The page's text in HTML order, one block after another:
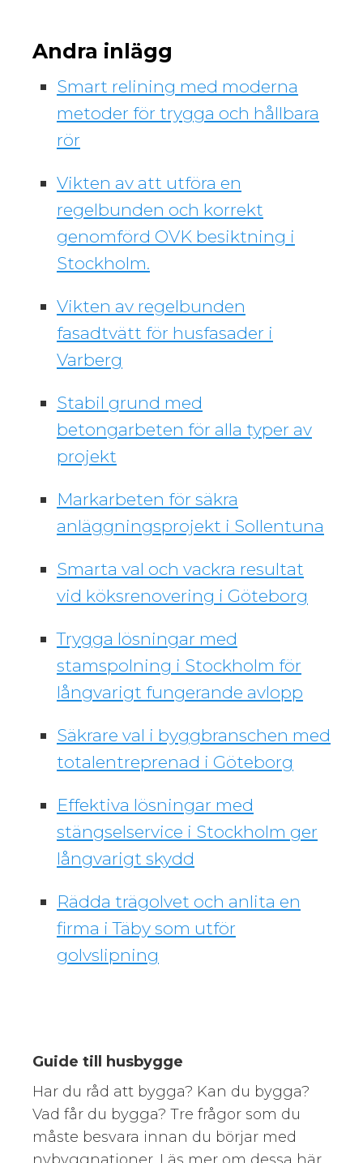
Andra inlägg
Smart relining med moderna
metoder för trygga och hållbara
rör
Vikten av att utföra en
regelbunden och korrekt
genomförd OVK besiktning i
Stockholm.
Vikten av regelbunden
fasadtvätt för husfasader i
Varberg
Stabil grund med
betongarbeten för alla typer av
projekt
Markarbeten för säkra
anläggningsprojekt i Sollentuna
Smarta val och vackra resultat
vid köksrenovering i Göteborg
Trygga lösningar med
stamspolning i Stockholm för
långvarigt fungerande avlopp
Säkrare val i byggbranschen med
totalentreprenad i Göteborg
Effektiva lösningar med
stängselservice i Stockholm ger
långvarigt skydd
Rädda trägolvet och anlita en
firma i Täby som utför
golvslipning
Guide till husbygge
Har du råd att bygga? Kan du bygga?
Vad får du bygga? Tre frågor som du
måste besvara innan du börjar med